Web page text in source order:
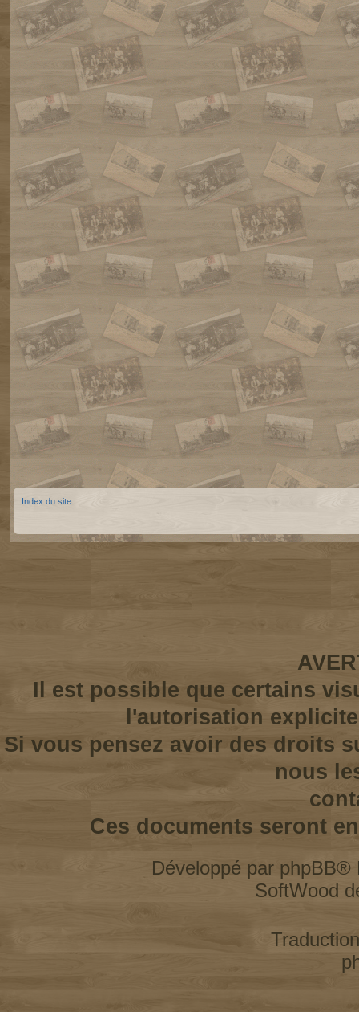
Index du site
Il est possible que certains
l'autorisation
Si vous pensez avoir des droits
nous
Ces documents seront
Développé par phpBB®
SoftWood